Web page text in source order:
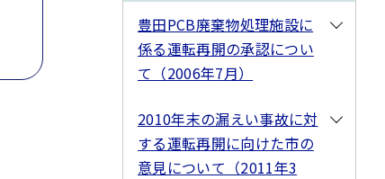
豊田PCB廃棄物処理施設に
係る運転再開の承認につい
て（2006年7月）
2010年末の漏えい事故に対
する運転再開に向けた市の
意見について（2011年3